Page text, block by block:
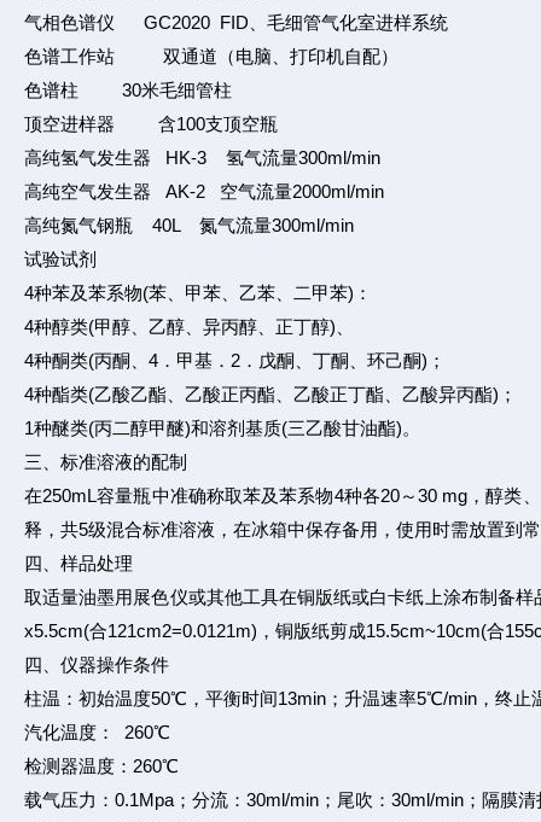
气相色谱仪 GC2020 FID、毛细管气化室进样系统
色谱工作站 双通道（电脑、打印机自配）
色谱柱 30米毛细管柱
顶空进样器 含100支顶空瓶
高纯氢气发生器 HK-3 氢气流量300ml/min
高纯空气发生器 AK-2 空气流量2000ml/min
高纯氮气钢瓶 40L 氮气流量300ml/min
试验试剂
4种苯及苯系物(苯、甲苯、乙苯、二甲苯)：
4种醇类(甲醇、乙醇、异丙醇、正丁醇)、
4种酮类(丙酮、4．甲基．2．戊酮、丁酮、环己酮)；
4种酯类(乙酸乙酯、乙酸正丙酯、乙酸正丁酯、乙酸异丙酯)；
1种醚类(丙二醇甲醚)和溶剂基质(三乙酸甘油酯)。
三、标准溶液的配制
在250mL容量瓶中准确称取苯及苯系物4种各20～30 mg，醇类
释，共5级混合标准溶液，在冰箱中保存备用，使用时需放置到
四、样品处理
取适量油墨用展色仪或其他工具在铜版纸或白卡纸上涂布制备
x5.5cm(合121cm2=0.0121m)，铜版纸剪成15.5cm~10cm(合
四、仪器操作条件
柱温：初始温度50℃，平衡时间13min；升温速率5℃/min，终止
汽化温度： 260℃
检测器温度：260℃
载气压力：0.1Mpa；分流：30ml/min；尾吹：30ml/min；隔膜